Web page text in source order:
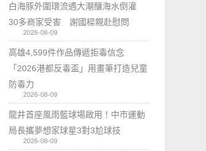
白海豚外圍環流遇大潮釀海水倒灌
30多商家受害 謝國樑親赴慰問
2026-08-09
高雄4,599件作品傳遞拒毒信念
「2026港都反毒盃」用畫筆打造兒童
防毒力
2026-08-09
龍井首座風雨籃球場啟用！中市運動
局長攜夢想家球星3對3尬球技
2026-08-09